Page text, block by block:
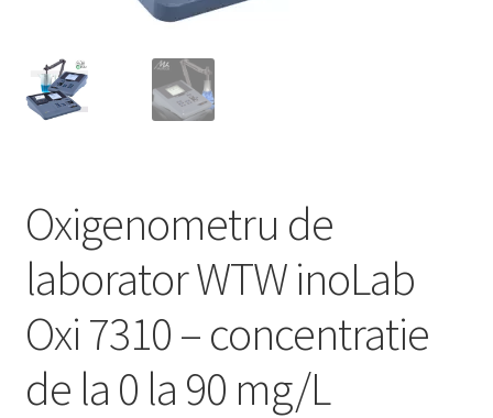
Oxigenometru de
laborator WTW inoLab
Oxi 7310 – concentratie
de la 0 la 90 mg/L